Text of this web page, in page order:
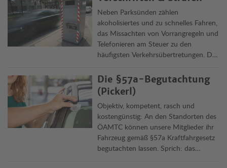
Neben Parksünden zählen
akoholisiertes und zu schnelles Fahren,
das Missachten von Vorrangregeln und
Telefonieren am Steuer zu den
häufigsten Verkehrsübertretungen. Die
Vorschriften und ihre Rechtsfolgen in
Österreich und im Ausland.
Die §57a-Begutachtung
(Pickerl)
Objektiv, kompetent, rasch und
kostengünstig: An den Standorten des
ÖAMTC können unsere Mitglieder ihr
Fahrzeug gemäß §57a Kraftfahrgesetz
begutachten lassen. Sprich: das